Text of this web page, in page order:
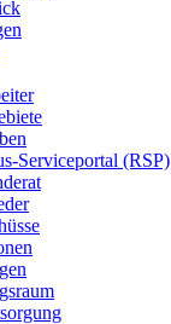
Serviceportal (RSP)